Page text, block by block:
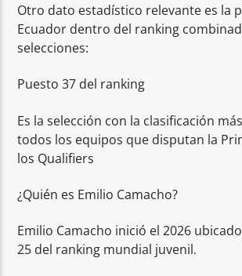
Otro dato estadístico relevante es la
Ecuador dentro del ranking
selecciones:
Puesto 37 del ranking
Es la selección con la clasificación
todos los equipos que disputan la
los Qualifiers
¿Quién es Emilio Camacho?
Emilio Camacho inició el 2026
25 del ranking mundial juvenil.